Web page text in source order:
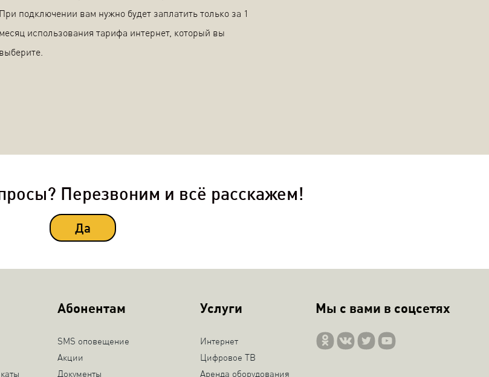
При подключении вам нужно будет заплатить только за 1
месяц использования тарифа интернет, который вы
выберите.
Перезвоним и всё расскажем!
Да
Абонентам
SMS оповещение
Акции
Документы
Услуги
Интернет
Цифровое ТВ
Аренда оборудования
Мы с вами в соцсетях